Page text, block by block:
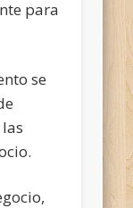
para
se